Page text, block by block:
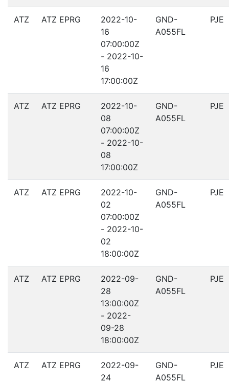
ATZ ATZ EPRG
2022-10-
16
07:00:00Z
- 2022-10-
16
17:00:00Z
GND-
A055FL
PJE
ATZ ATZ EPRG
2022-10-
08
07:00:00Z
- 2022-10-
08
17:00:00Z
GND-
A055FL
PJE
ATZ ATZ EPRG
2022-10-
02
07:00:00Z
- 2022-10-
02
18:00:00Z
GND-
A055FL
PJE
ATZ ATZ EPRG
2022-09-
28
13:00:00Z
- 2022-
09-28
18:00:00Z
GND-
A055FL
PJE
ATZ ATZ EPRG
2022-09-
24
GND-
A055FL
PJE